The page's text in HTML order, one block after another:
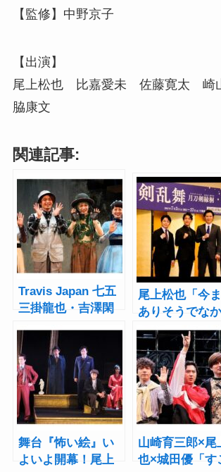
【監修】中野京子
【出演】
尾上松也 比嘉愛未 佐藤寛太 崎
脇康文
関連記事:
Travis Japan 七五
三掛龍也・吉澤閑
カル『ダブリンの
鐘つきカビ人間』
開幕！「いつもと
違う“しめし
ず”を」
尾上松也「今
ありそうでな
た古典歌舞伎
コンセプト 新
舞伎『刀剣
月刀剣縁桐』
発表レポート
舞台『怖い絵』い
よいよ開幕！尾上
山崎育三郎×尾
也×城田優「す